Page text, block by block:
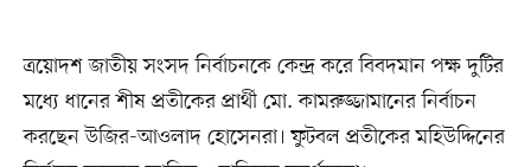
ত্রয়োদশ জাতীয় সংসদ নির্বাচনকে কেন্দ্র করে বিবদমান পক্ষ দুটির
মধ্যে ধানের শীষ প্রতীকের প্রার্থী মো. কামরুজ্জামানের নির্বাচন
করছেন উজির-আওলাদ হোসেনরা। ফুটবল প্রতীকের মহিউদ্দিনের